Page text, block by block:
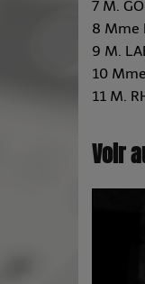
7 M.
8 Mme
9 M.
10
11 M.
Voir